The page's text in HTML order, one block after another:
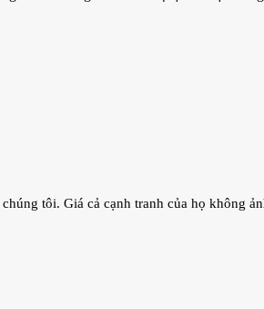
tôi. Giá cả cạnh tranh của họ không